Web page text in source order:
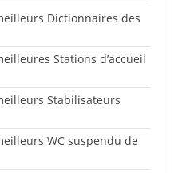
Dictionnaires des
Stations d’accueil
Stabilisateurs
WC suspendu de